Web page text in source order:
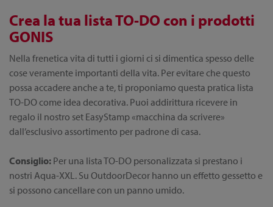
Crea la tua lista TO-DO con i prodotti
GONIS
Nella frenetica vita di tutti i giorni ci si dimentica spesso delle
cose veramente importanti della vita. Per evitare che questo
possa accadere anche a te, ti proponiamo questa pratica lista
TO-DO come idea decorativa. Puoi addirittura ricevere in
regalo il nostro set EasyStamp «macchina da scrivere»
dall’esclusivo assortimento per padrone di casa.
Consiglio: Per una lista TO-DO personalizzata si prestano i
nostri Aqua-XXL. Su OutdoorDecor hanno un effetto gessetto e
si possono cancellare con un panno umido.